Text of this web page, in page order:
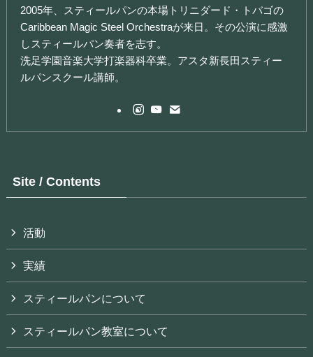
2005年、スティールパンの本場トリニダード・トバゴの
Caribbean Magic Steel Orchestraが来日。その公演に感激
しスティールパン奏者を志す。
洗足学園音楽大学打楽器科卒業。アスタ新長田スティー
ルパンスクール講師。
Site / Contents
活動
実績
スティールパンについて
スティールパン教室について